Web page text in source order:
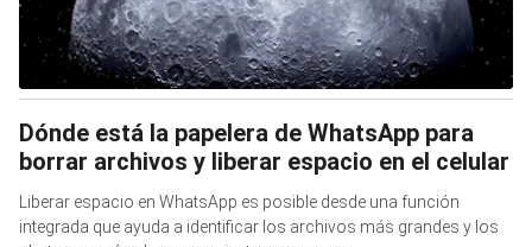
Dónde está la papelera de WhatsApp para
borrar archivos y liberar espacio en el celular
Liberar espacio en WhatsApp es posible desde una función
integrada que ayuda a identificar los archivos más grandes y los